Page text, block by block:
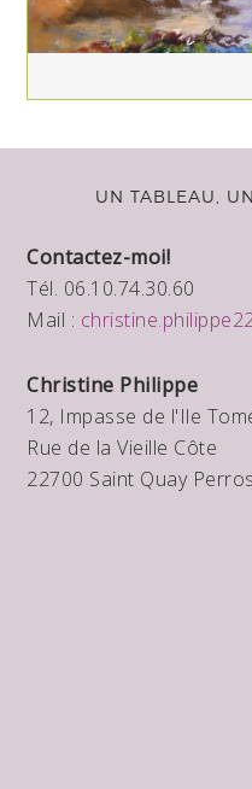
UN TABLEAU,
Contactez-moi!
Tél. 06.10.74.30.60
Mail :
Christine Philippe
12, Impasse de l'Ile
Rue de la Vieille Côte
22700 Saint Quay Perros